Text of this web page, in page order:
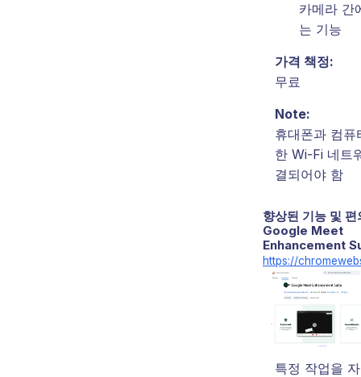
카메라 간
는 기능
가격 책정:
무료
Note:
휴대폰과 컴퓨
한 Wi-Fi 네트
결되어야 함
향상된 기능 및 편
Google Meet
Enhancement
https://
특정 작업을